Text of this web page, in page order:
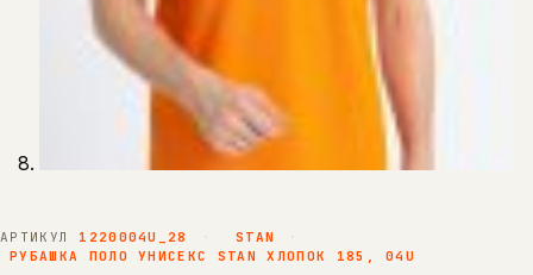
АРТИКУЛ 1220004U_28 · STAN
·
РУБАШКА ПОЛО УНИСЕКС STAN ХЛОПОК 185, 04U